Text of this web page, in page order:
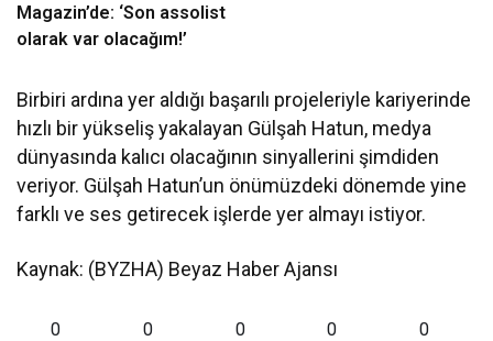
Magazin’de: ‘Son assolist
olarak var olacağım!’
Birbiri ardına yer aldığı başarılı projeleriyle kariyerinde
hızlı bir yükseliş yakalayan Gülşah Hatun, medya
dünyasında kalıcı olacağının sinyallerini şimdiden
veriyor. Gülşah Hatun’un önümüzdeki dönemde yine
farklı ve ses getirecek işlerde yer almayı istiyor.
Kaynak: (BYZHA) Beyaz Haber Ajansı
0 0 0 0 0